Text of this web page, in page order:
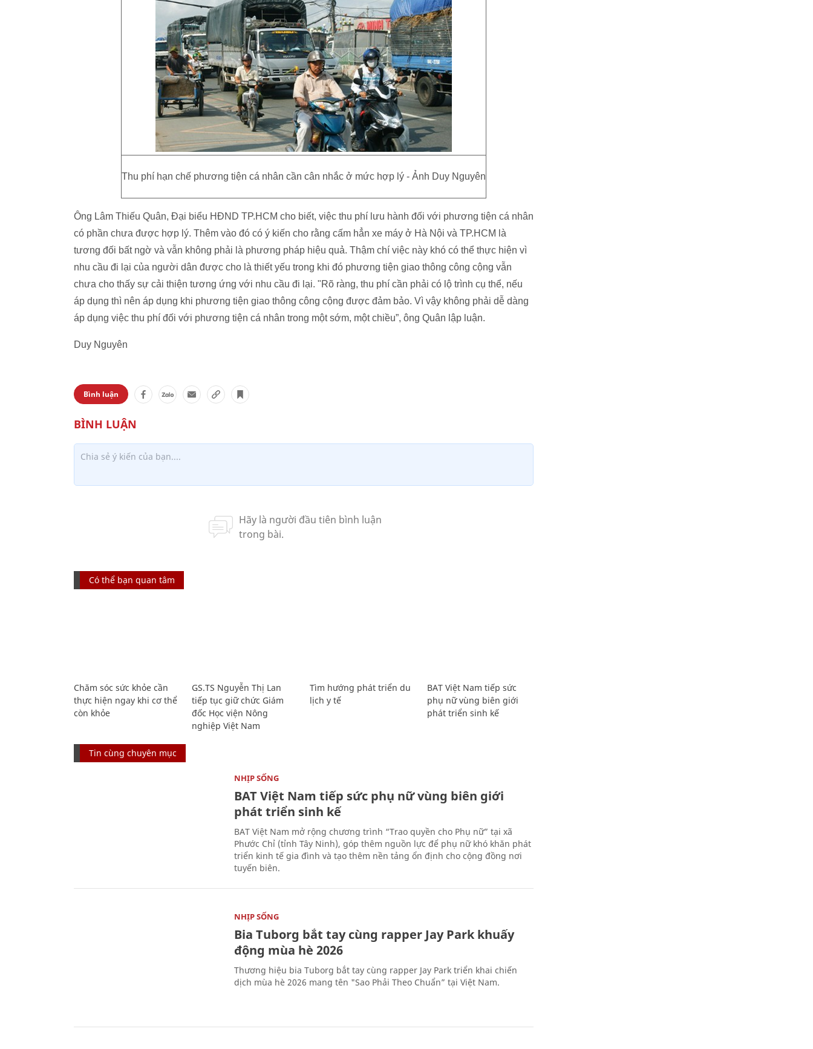
Thu phí hạn chế phương tiện cá nhân cần cân nhắc ở mức hợp lý - Ảnh Duy Nguyên
Ông Lâm Thiếu Quân, Đại biểu HĐND TP.HCM cho biết, việc thu phí lưu hành đối với phương tiện cá nhân
có phần chưa được hợp lý. Thêm vào đó có ý kiến cho rằng cấm hẳn xe máy ở Hà Nội và TP.HCM là
tương đối bất ngờ và vẫn không phải là phương pháp hiệu quả. Thậm chí việc này khó có thể thực hiện vì
nhu cầu đi lại của người dân được cho là thiết yếu trong khi đó phương tiện giao thông công cộng vẫn
chưa cho thấy sự cải thiện tương ứng với nhu cầu đi lại. "Rõ ràng, thu phí cần phải có lộ trình cụ thể, nếu
áp dụng thì nên áp dụng khi phương tiện giao thông công cộng được đảm bảo. Vì vậy không phải dễ dàng
áp dụng việc thu phí đối với phương tiện cá nhân trong một sớm, một chiều”, ông Quân lập luận.
Duy Nguyên
Bình luận
Có thể bạn quan tâm
Chăm sóc sức khỏe cần
thực hiện ngay khi cơ thể
còn khỏe
GS.TS Nguyễn Thị Lan
tiếp tục giữ chức Giám
đốc Học viện Nông
nghiệp Việt Nam
Tìm hướng phát triển du
lịch y tế
BAT Việt Nam tiếp sức
phụ nữ vùng biên giới
phát triển sinh kế
Tin cùng chuyên mục
NHỊP SỐNG
BAT Việt Nam tiếp sức phụ nữ vùng biên giới
phát triển sinh kế
BAT Việt Nam mở rộng chương trình “Trao quyền cho Phụ nữ” tại xã
Phước Chỉ (tỉnh Tây Ninh), góp thêm nguồn lực để phụ nữ khó khăn phát
triển kinh tế gia đình và tạo thêm nền tảng ổn định cho cộng đồng nơi
tuyến biên.
NHỊP SỐNG
Bia Tuborg bắt tay cùng rapper Jay Park khuấy
động mùa hè 2026
Thương hiệu bia Tuborg bắt tay cùng rapper Jay Park triển khai chiến
dịch mùa hè 2026 mang tên "Sao Phải Theo Chuẩn” tại Việt Nam.